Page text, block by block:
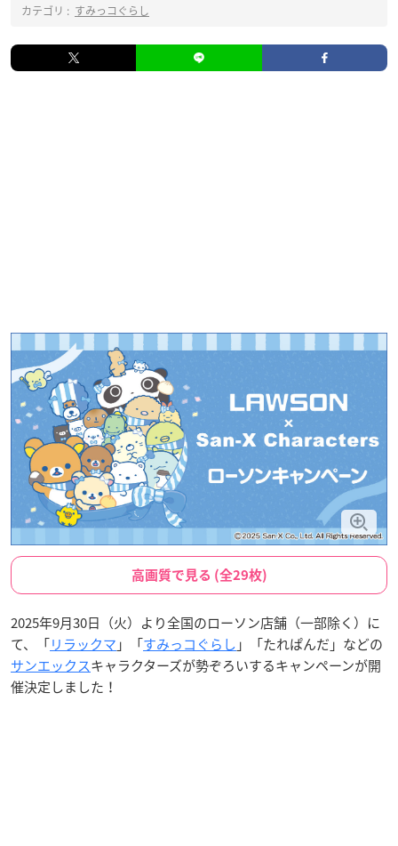
カテゴリ : すみっコぐらし
高画質で見る (全29枚)
2025年9月30日（火）より全国のローソン店舗（一部除く）に
て、「リラックマ 」「すみっコぐらし 」「たれぱんだ」などの
サンエックスキャラクターズが勢ぞろいするキャンペーンが開
催決定しました！